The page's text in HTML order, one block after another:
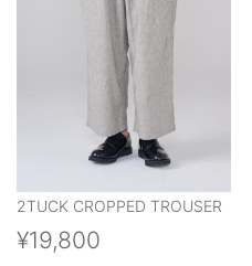
2TUCK CROPPED TROUSER
¥19,800